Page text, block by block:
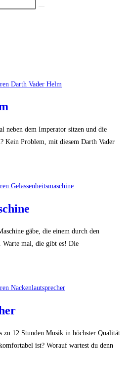
neben dem Imperator sitzen und die
Kein Problem, mit diesem Darth Vader
gäbe, die einem durch den
Warte mal, die gibt es! Die
zu 12 Stunden Musik in höchster Qualität
ist? Worauf wartest du denn